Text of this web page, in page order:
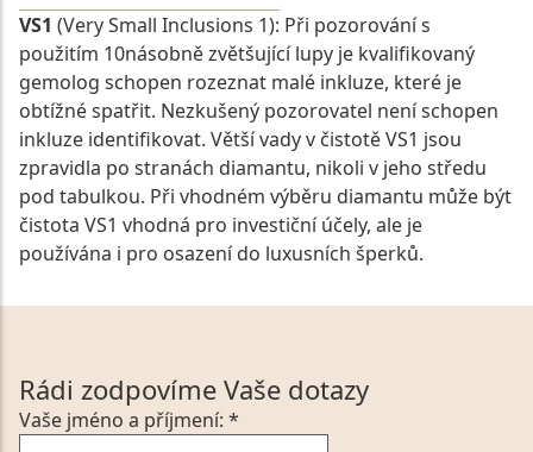
VS1 (Very Small Inclusions 1): Při pozorování s
použitím 10násobně zvětšující lupy je kvalifikovaný
gemolog schopen rozeznat malé inkluze, které je
obtížné spatřit. Nezkušený pozorovatel není schopen
inkluze identifikovat. Větší vady v čistotě VS1 jsou
zpravidla po stranách diamantu, nikoli v jeho středu
pod tabulkou. Při vhodném výběru diamantu může být
čistota VS1 vhodná pro investiční účely, ale je
používána i pro osazení do luxusních šperků.
Rádi zodpovíme Vaše dotazy
Vaše jméno a příjmení: *